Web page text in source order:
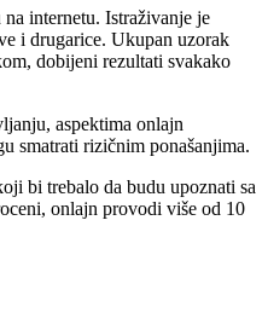
internetu. Istraživanje je
i drugarice. Ukupan uzorak
dobijeni rezultati svakako
aspektima onlajn
smatrati rizičnim ponašanjima.
bi trebalo da budu upoznati sa
onlajn provodi više od 10